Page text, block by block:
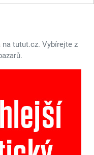
tutut.cz. Vybírejte z